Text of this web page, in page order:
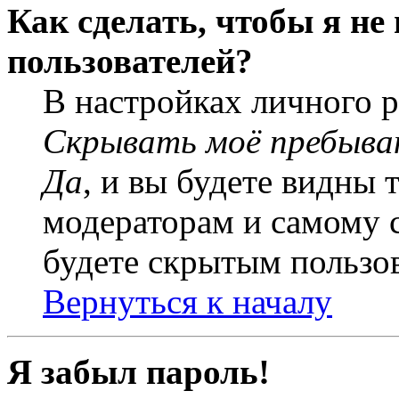
Как сделать, чтобы я
пользователей?
В настройках личного
Скрывать моё
Да, и вы будете видны
модераторам и самому
будете скрытым
Вернуться к началу
Я забыл пароль!